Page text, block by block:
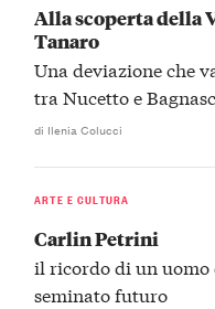
Alla scoperta della
Tanaro
Una deviazione che
tra Nucetto e
di Ilenia Colucci
ARTE E CULTURA
Carlin Petrini
il ricordo di un uomo
seminato futuro